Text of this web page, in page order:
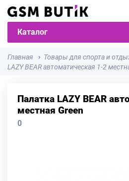
Каталог
Главная Товары для спорта и
LAZY BEAR автоматическая 1-2
Палатка LAZY BEAR
местная Green
0